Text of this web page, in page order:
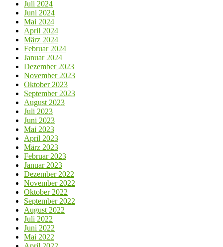
Juli 2024
Juni 2024
Mai 2024
April 2024
März 2024
Februar 2024
Januar 2024
Dezember 2023
November 2023
Oktober 2023
September 2023
August 2023
Juli 2023
Juni 2023
Mai 2023
April 2023
März 2023
Februar 2023
Januar 2023
Dezember 2022
November 2022
Oktober 2022
September 2022
August 2022
Juli 2022
Juni 2022
Mai 2022